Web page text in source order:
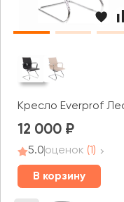
Кресло Everprof
12 000
5.0оценок (1)
В корзину